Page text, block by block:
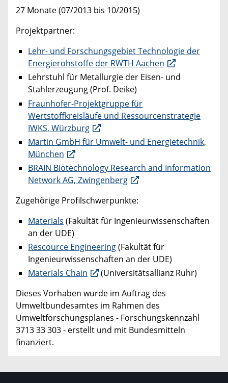
27 Monate (07/2013 bis 10/2015)
Projektpartner:
Lehr- und Forschungsgebiet Technologie der
Energierohstoffe der RWTH Aachen
Lehrstuhl für Metallurgie der Eisen- und
Stahlerzeugung (Prof. Deike)
Fraunhofer-Projektgruppe für
Wertstoffkreisläufe und Ressourcenstrategie
IWKS, Würzburg
Martin GmbH für Umwelt- und Energietechnik,
München
BRAIN Biotechnology Research and Information
Network AG, Zwingenberg
Zugehörige Profilschwerpunkte:
Materials (Fakultät für Ingenieurwissenschaften
an der UDE)
Rescource Engineering(Fakultät für
Ingenieurwissenschaften an der UDE)
Materials Chain
(Universitätsallianz Ruhr)
Dieses Vorhaben wurde im Auftrag des
Umweltbundesamtes im Rahmen des
Umweltforschungsplanes - Forschungskennzahl
3713 33 303 - erstellt und mit Bundesmitteln
finanziert.